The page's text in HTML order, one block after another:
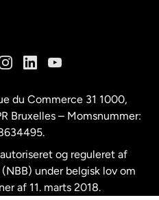
du Commerce 31 1000,
Bruxelles – Momsnummer:
og reguleret af
under belgisk lov om
af 11. marts 2018.